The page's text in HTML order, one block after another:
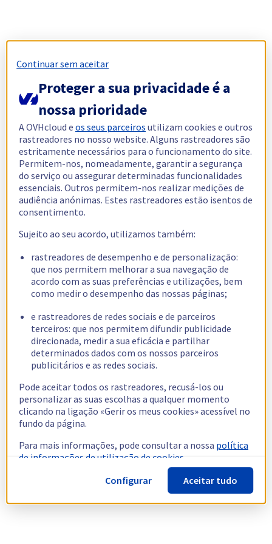
Continuar sem aceitar
Proteger a sua privacidade é a
nossa prioridade
A OVHcloud eos seus parceiros utilizam cookies e outros
rastreadores no nosso website. Alguns rastreadores são
estritamente necessários para o funcionamento do site.
Permitem-nos, nomeadamente, garantir a segurança
do serviço ou assegurar determinadas funcionalidades
essenciais. Outros permitem-nos realizar medições de
audiência anónimas. Estes rastreadores estão isentos de
consentimento.
Sujeito ao seu acordo, utilizamos também:
rastreadores de desempenho e de personalização:
que nos permitem melhorar a sua navegação de
acordo com as suas preferências e utilizações, bem
como medir o desempenho das nossas páginas;
e rastreadores de redes sociais e de parceiros
terceiros: que nos permitem difundir publicidade
direcionada, medir a sua eficácia e partilhar
determinados dados com os nossos parceiros
publicitários e as redes sociais.
Pode aceitar todos os rastreadores, recusá-los ou
personalizar as suas escolhas a qualquer momento
clicando na ligação «Gerir os meus cookies» acessível no
fundo da página.
Para mais informações, pode consultar a nossa política
de informações de utilização de cookies.
Configurar
Aceitar tudo